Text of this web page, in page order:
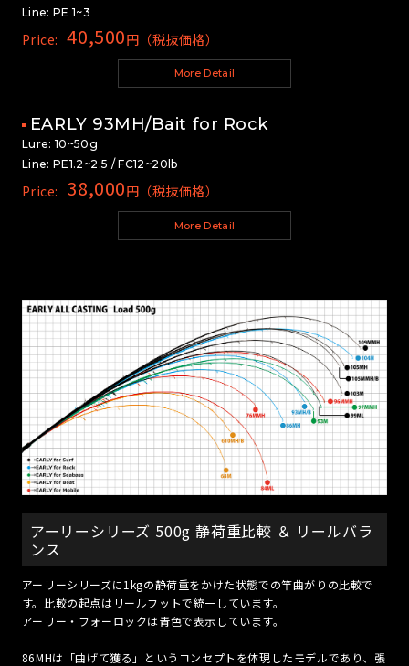
Line: PE 1~3
Price: 40,500円（税抜価格）
More Detail
EARLY 93MH/Bait for Rock
Lure: 10~50g
Line: PE1.2~2.5 / FC12~20lb
Price: 38,000円（税抜価格）
More Detail
アーリーシリーズ 500g 静荷重比較 ＆ リールバラ
ンス
アーリーシリーズに1kgの静荷重をかけた状態での竿曲がりの比較で
す。比較の起点はリールフットで統一しています。
アーリー・フォーロックは青色で表示しています。
86MHは「曲げて獲る」というコンセプトを体現したモデルであり、張